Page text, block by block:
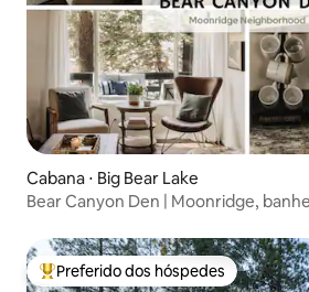
Cabana ⋅ Big Bear Lake
Bear Canyon Den | Moonridge,
Entre os melhores preferidos dos
Preferido dos hóspedes